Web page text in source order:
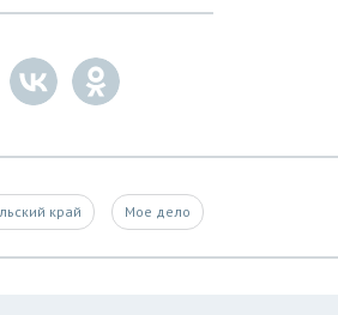
край Мое дело